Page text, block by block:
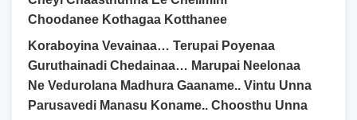
Choodanee Kothagaa Kotthanee
Koraboyina Vevainaa… Terupai Poyenaa
Guruthainadi Chedainaa… Marupai Neelonaa
Ne Vedurolana Madhura Gaaname.. Vintu Unna
Parusavedi Manasu Koname.. Choosthu Unna